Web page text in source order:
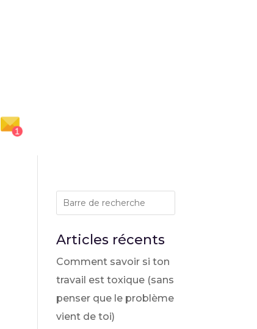
Articles récents
Comment savoir si ton
travail est toxique (sans
penser que le problème
vient de toi)